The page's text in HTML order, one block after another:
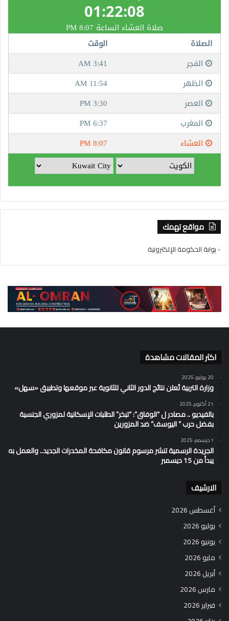
مواقع تهمك
- بوابة الحكومة الإلكترونية
اكثر المقالات مشاهدة
20 يوليو، 2025
وزارة التربية تُعلن نتائج الدور الثاني للثانوية عبر موقعها وتطبيق «سهل»
21 أكتوبر، 2025
بالفيديو .. مصادر ل “الوفاق”: “تبخر” الطلبات الإسكانية لمزوري الجنسية
بفضل حرب ” اليوسف” ضد المزورين
1 ديسمبر، 2025
الجريدة الرسمية تنشر مرسوم قانون مكافحة المخدرات الجديد.. والعمل به
يبدأ من 15 ديسمبر
الارشيف
أغسطس 2026
يوليو 2026
يونيو 2026
مايو 2026
أبريل 2026
مارس 2026
فبراير 2026